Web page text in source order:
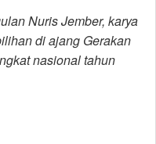
Nuris Jember, karya
di ajang Gerakan
nasional tahun